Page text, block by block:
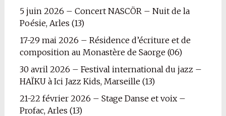
5 juin 2026 – Concert NASCÖR – Nuit de la
Poésie, Arles (13)
17-29 mai 2026 – Résidence d’écriture et de
composition au Monastère de Saorge (06)
30 avril 2026 – Festival international du jazz –
HAÏKU à Ici Jazz Kids, Marseille (13)
21-22 février 2026 – Stage Danse et voix –
Profac, Arles (13)